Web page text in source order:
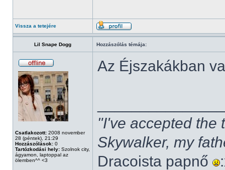
Vissza a tetejére
Lil Snape Dogg Hozzászólás témája:
Csatlakozott: 2008 november
28 (péntek), 21:29
Hozzászólások: 0
Tartózkodási hely: Szolnok city,
ágyamon, laptoppal az
ölemben^^ <3
Az Éjszakákban
"I've accepted the
Skywalker, my
Dracoista papnő